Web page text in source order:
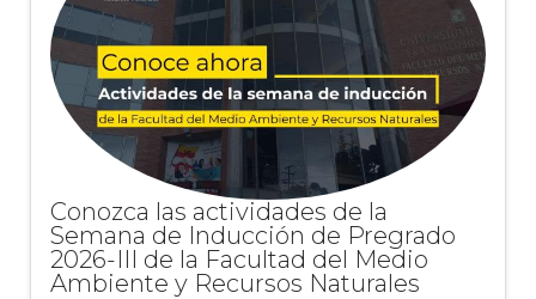
Conozca las actividades de la
Semana de Inducción de Pregrado
2026-III de la Facultad del Medio
Ambiente y Recursos Naturales